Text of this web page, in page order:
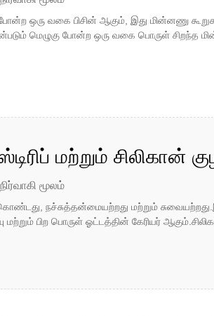
ஒரு வகை பிசின் ஆகும், இது மின்னணு
மெழுகு போன்ற ஒரு வகை பொருள்
மற்றும்
மூலம்
நச்சுத்தன்மையற்றது மற்றும்
மற்றும் பிற பொருள் ஓட்டத்தின் கேரியர்